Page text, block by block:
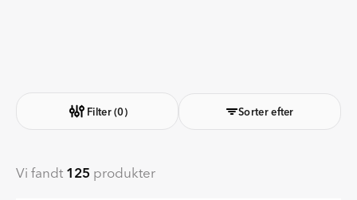
Filter(0) Sorter efter
Vi fandt 125 produkter